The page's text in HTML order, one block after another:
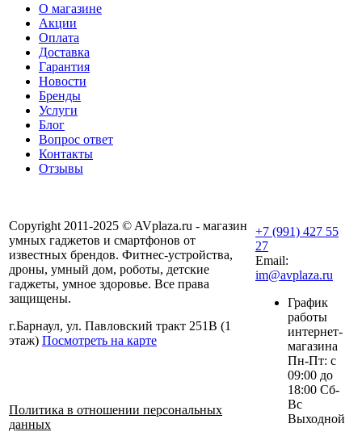
О магазине
Акции
Оплата
Доставка
Гарантия
Новости
Бренды
Услуги
Блог
Вопрос ответ
Контакты
Отзывы
Copyright 2011-2025 © AVplaza.ru - магазин
умных гаджетов и смартфонов от
известных брендов. Фитнес-устройства,
дроны, умный дом, роботы, детские
гаджеты, умное здоровье. Все права
защищены.
г.Барнаул, ул. Павловский тракт 251В (1
этаж) Посмотреть на карте
Политика в отношении персональных
данных
+7 (991) 427 55
27
Email:
im@avplaza.ru
График
работы
интернет-
магазина
Пн-Пт: с
09:00 до
18:00 Сб-
Вс
Выходной